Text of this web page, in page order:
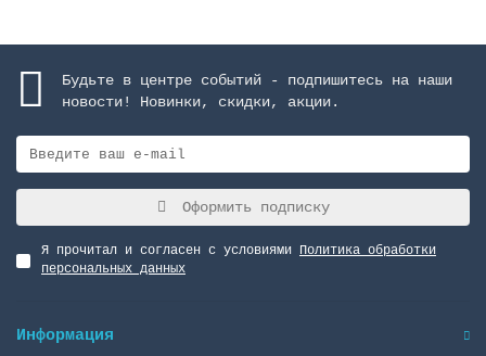
Будьте в центре событий - подпишитесь на наши
новости! Новинки, скидки, акции.
Оформить подписку
Я прочитал и согласен с условиями Политика обработки
персональных данных
Информация